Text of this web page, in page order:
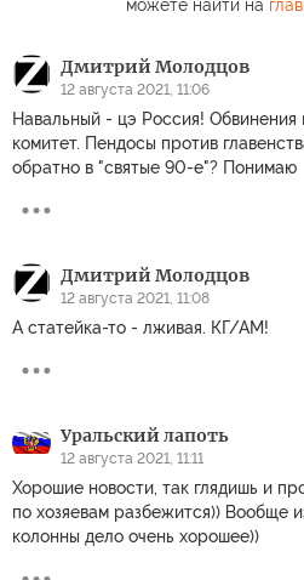
можете найти на
Дмитрий Молодцов
12 августа 2021, 11:06
Навальный - цэ Россия! Обвинения
комитет. Пендосы против
обратно в "святые 90-е"? Понимаю
Дмитрий Молодцов
12 августа 2021, 11:08
А статейка-то - лживая. КГ/АМ!
Уральский лапоть
12 августа 2021, 11:11
Хорошие новости, так глядишь и
по хозяевам разбежится)) Вообще
колонны дело очень хорошее))